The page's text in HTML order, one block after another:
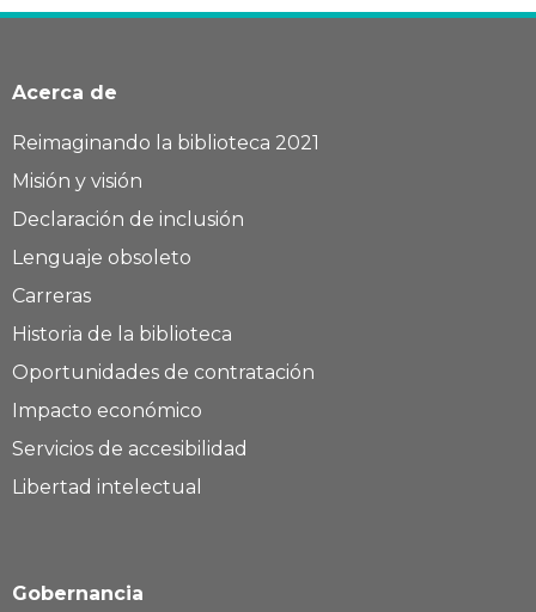
Acerca de
Reimaginando la biblioteca 2021
Misión y visión
Declaración de inclusión
Lenguaje obsoleto
Carreras
Historia de la biblioteca
Oportunidades de contratación
Impacto económico
Servicios de accesibilidad
Libertad intelectual
Gobernancia